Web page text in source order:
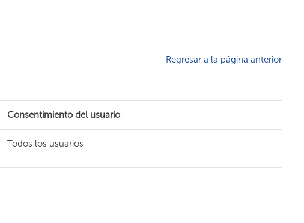
Regresar a la página anterior
Consentimiento del usuario
Todos los usuarios